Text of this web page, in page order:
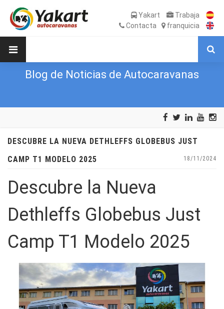
Yakart
Trabaja
Contacta
franquicia
Blog de Noticias de Autocaravanas
DESCUBRE LA NUEVA DETHLEFFS GLOBEBUS JUST
CAMP T1 MODELO 2025
18/11/2024
Descubre la Nueva
Dethleffs Globebus Just
Camp T1 Modelo 2025